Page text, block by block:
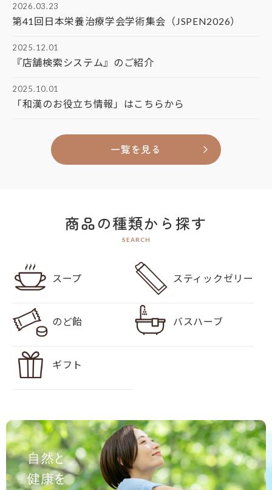
2026.03.23
第41回日本栄養治療学会学術集会（JSPEN2026）
2025.12.01
『店舗検索システム』のご紹介
2025.10.01
「和漢のお役立ち情報」はこちらから
一覧を見る
商品の種類から探す
SEARCH
スープ スティックゼリー
のど飴 バスハーブ
ギフト